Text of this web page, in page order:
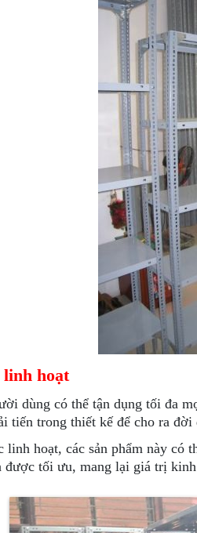
hoạt
dùng có thể tận dụng tối đa
tiến trong thiết kế để cho ra đời
hoạt, các sản phẩm này có
được tối ưu, mang lại giá trị